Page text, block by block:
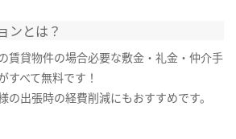
ンとは？
賃貸物件の場合必要な敷金・礼金・仲介手
すべて無料です！
の出張時の経費削減にもおすすめです。